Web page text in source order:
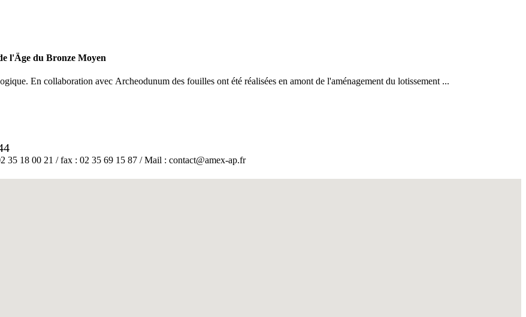
l'Äge du Bronze Moyen
En collaboration avec Archeodunum des fouilles ont été réalisées en amont de l'aménagement du lotissement ...
18 00 21 / fax : 02 35 69 15 87 / Mail : contact@amex-ap.fr